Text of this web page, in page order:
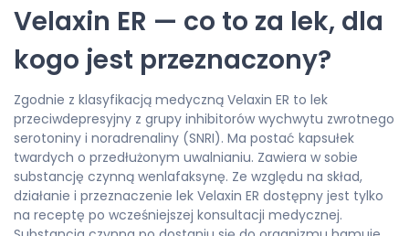
Velaxin ER — co to za lek, dla
kogo jest przeznaczony?
Zgodnie z klasyfikacją medyczną Velaxin ER to lek
przeciwdepresyjny z grupy inhibitorów wychwytu zwrotnego
serotoniny i noradrenaliny (SNRI). Ma postać kapsułek
twardych o przedłużonym uwalnianiu. Zawiera w sobie
substancję czynną wenlafaksynę. Ze względu na skład,
działanie i przeznaczenie lek Velaxin ER dostępny jest tylko
na receptę po wcześniejszej konsultacji medycznej.